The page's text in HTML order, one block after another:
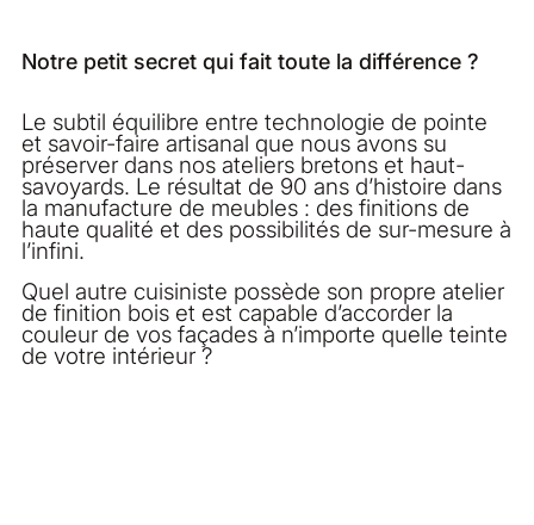
Notre petit secret qui fait toute la différence ?
Le subtil équilibre entre technologie de pointe
et savoir-faire artisanal que nous avons su
préserver dans nos ateliers bretons et haut-
savoyards. Le résultat de 90 ans d’histoire dans
la manufacture de meubles : des finitions de
haute qualité et des possibilités de sur-mesure à
l’infini.
Quel autre cuisiniste possède son propre atelier
de finition bois et est capable d’accorder la
couleur de vos façades à n’importe quelle teinte
de votre intérieur ?